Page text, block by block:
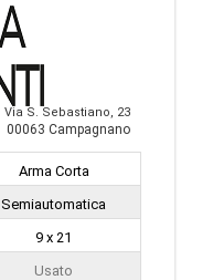
Via S. Sebastiano, 23
00063 Campagnano
Arma Corta
Semiautomatica
9 x 21
Usato